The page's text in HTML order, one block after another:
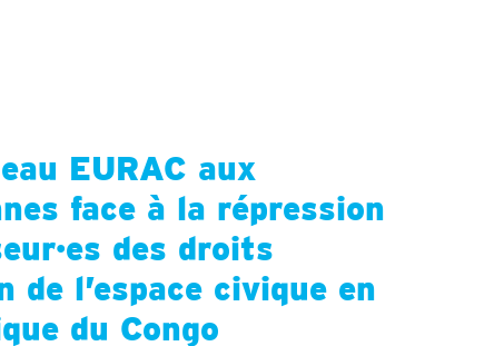
EURAC aux
face à la répression
des droits
de l’espace civique en
du Congo